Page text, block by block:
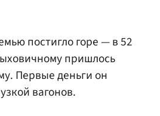
постигло горе — в 52
пришлось
Первые деньги он
вагонов.